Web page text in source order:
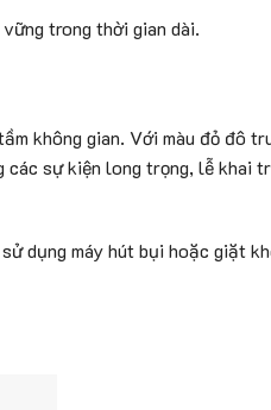
trong thời gian dài.
không gian. Với màu đỏ đô
các sự kiện long trọng, lễ khai
dụng máy hút bụi hoặc giặt